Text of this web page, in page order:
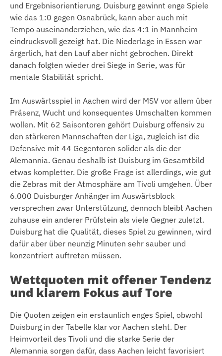
und Ergebnisorientierung. Duisburg gewinnt enge Spiele
wie das 1:0 gegen Osnabrück, kann aber auch mit
Tempo auseinanderziehen, wie das 4:1 in Mannheim
eindrucksvoll gezeigt hat. Die Niederlage in Essen war
ärgerlich, hat den Lauf aber nicht gebrochen. Direkt
danach folgten wieder drei Siege in Serie, was für
mentale Stabilität spricht.
Im Auswärtsspiel in Aachen wird der MSV vor allem über
Präsenz, Wucht und konsequentes Umschalten kommen
wollen. Mit 62 Saisontoren gehört Duisburg offensiv zu
den stärkeren Mannschaften der Liga, zugleich ist die
Defensive mit 44 Gegentoren solider als die der
Alemannia. Genau deshalb ist Duisburg im Gesamtbild
etwas kompletter. Die große Frage ist allerdings, wie gut
die Zebras mit der Atmosphäre am Tivoli umgehen. Über
6.000 Duisburger Anhänger im Auswärtsblock
versprechen zwar Unterstützung, dennoch bleibt Aachen
zuhause ein anderer Prüfstein als viele Gegner zuletzt.
Duisburg hat die Qualität, dieses Spiel zu gewinnen, wird
dafür aber über neunzig Minuten sehr sauber und
konzentriert auftreten müssen.
Wettquoten mit offener Tendenz
und klarem Fokus auf Tore
Die Quoten zeigen ein erstaunlich enges Spiel, obwohl
Duisburg in der Tabelle klar vor Aachen steht. Der
Heimvorteil des Tivoli und die starke Serie der
Alemannia sorgen dafür, dass Aachen leicht favorisiert